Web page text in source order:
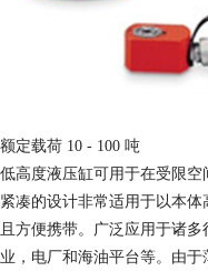
额定载荷 10 - 100 吨
低高度液压缸可用于在受限空
紧凑的设计非常适用于以本体
且方便携带。广泛应用于诸
业，电厂和海油平台等。由